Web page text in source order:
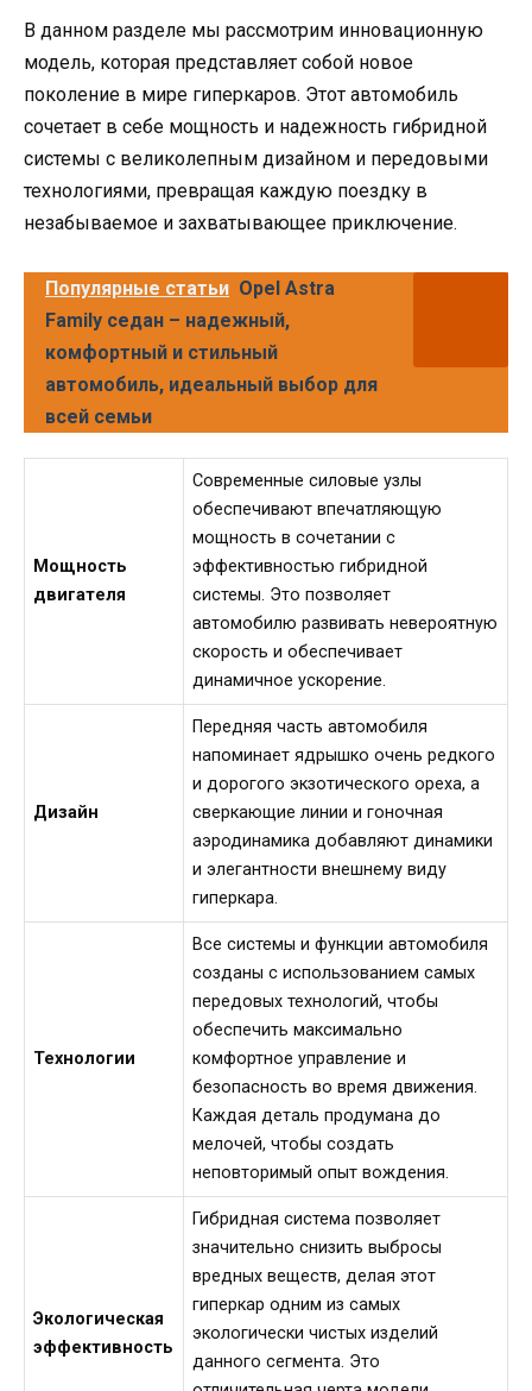
В данном разделе мы рассмотрим инновационную
модель, которая представляет собой новое
поколение в мире гиперкаров. Этот автомобиль
сочетает в себе мощность и надежность гибридной
системы с великолепным дизайном и передовыми
технологиями, превращая каждую поездку в
незабываемое и захватывающее приключение.
Популярные статьи Opel Astra
Family седан – надежный,
комфортный и стильный
автомобиль, идеальный выбор для
всей семьи
Мощность
двигателя
Современные силовые узлы
обеспечивают впечатляющую
мощность в сочетании с
эффективностью гибридной
системы. Это позволяет
автомобилю развивать невероятную
скорость и обеспечивает
динамичное ускорение.
Дизайн
Передняя часть автомобиля
напоминает ядрышко очень редкого
и дорогого экзотического ореха, а
сверкающие линии и гоночная
аэродинамика добавляют динамики
и элегантности внешнему виду
гиперкара.
Технологии
Все системы и функции автомобиля
созданы с использованием самых
передовых технологий, чтобы
обеспечить максимально
комфортное управление и
безопасность во время движения.
Каждая деталь продумана до
мелочей, чтобы создать
неповторимый опыт вождения.
Экологическая
эффективность
Гибридная система позволяет
значительно снизить выбросы
вредных веществ, делая этот
гиперкар одним из самых
экологически чистых изделий
данного сегмента. Это